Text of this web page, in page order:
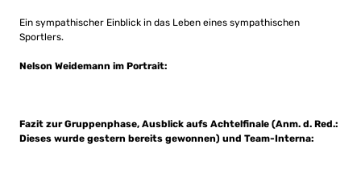
Ein sympathischer Einblick in das Leben eines sympathischen
Sportlers.
Nelson Weidemann im Portrait:
Fazit zur Gruppenphase, Ausblick aufs Achtelfinale (Anm. d. Red.:
Dieses wurde gestern bereits gewonnen) und Team-Interna: